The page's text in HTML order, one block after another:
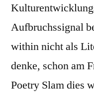
Aufbruchssignal
within nicht als
denke, schon am
Poetry Slam dies